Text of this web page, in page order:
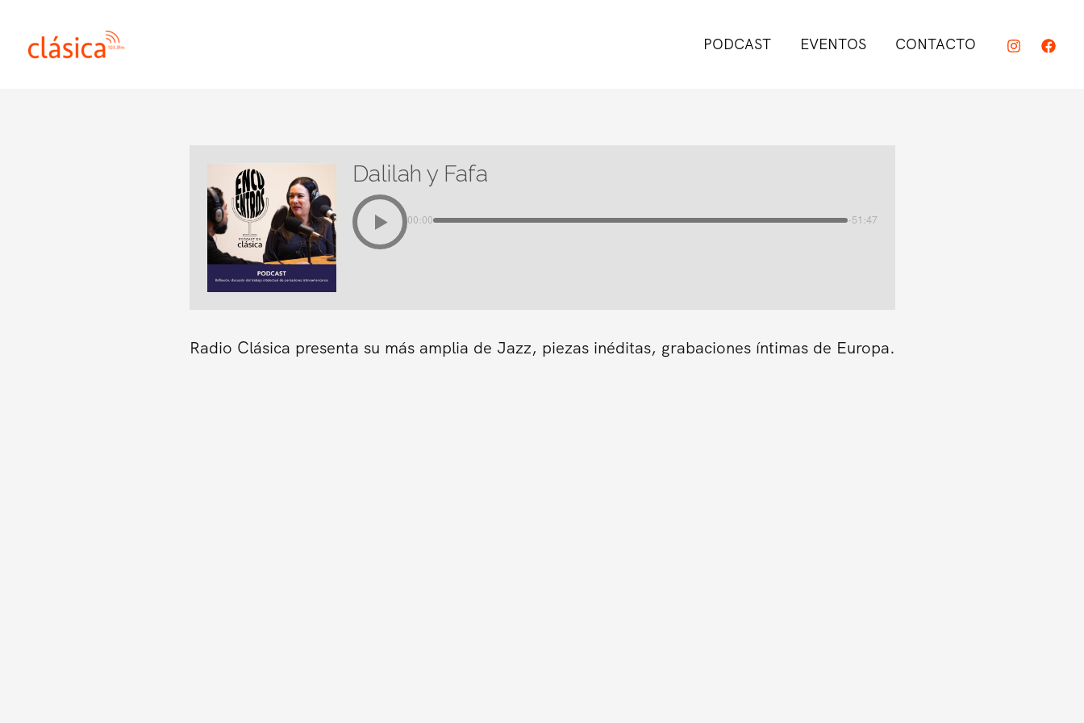
contenido
PODCAST EVENTOS CONTACTO
Dalilah y Fafa
00:00 -51:47
Radio Clásica presenta su más amplia de Jazz, piezas inéditas, grabaciones íntimas de Europa.